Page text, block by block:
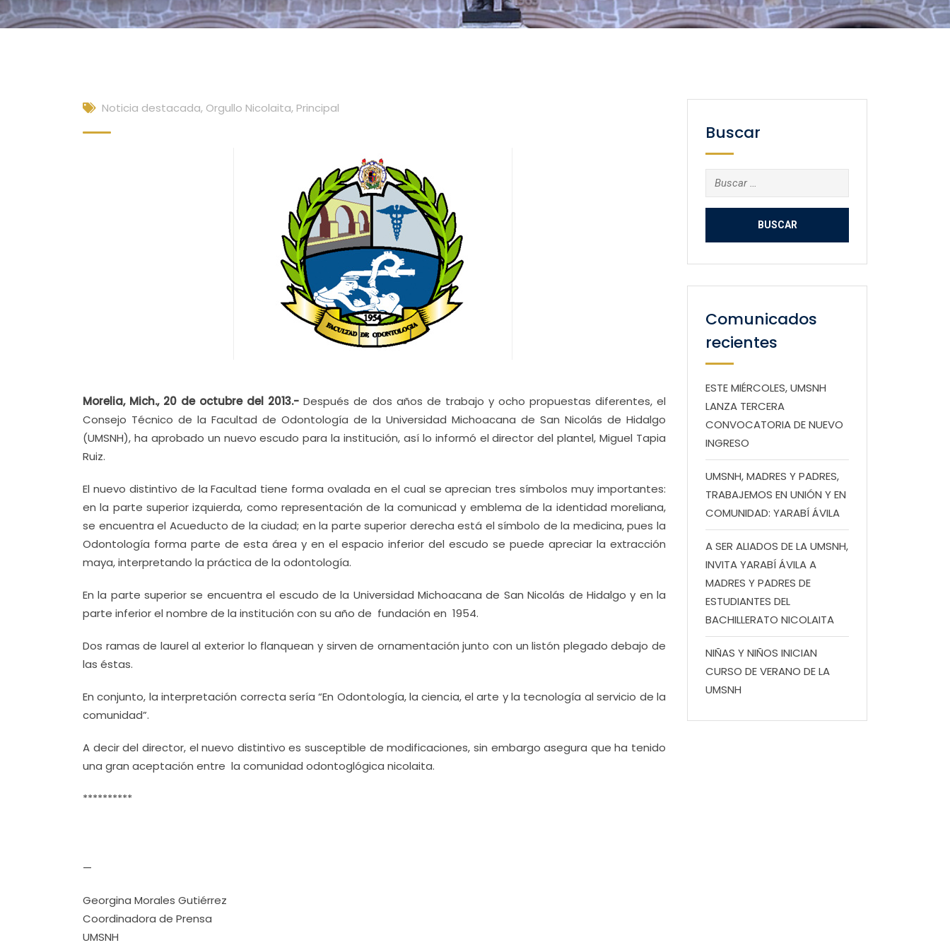
Noticia destacada, Orgullo Nicolaita, Principal
Morelia, Mich., 20 de octubre del 2013.- Después de dos años de trabajo y ocho propuestas diferentes, el
Consejo Técnico de la Facultad de Odontología de la Universidad Michoacana de San Nicolás de Hidalgo
(UMSNH), ha aprobado un nuevo escudo para la institución, así lo informó el director del plantel, Miguel Tapia
Ruiz.
El nuevo distintivo de la Facultad tiene forma ovalada en el cual se aprecian tres símbolos muy importantes:
en la parte superior izquierda, como representación de la comunicad y emblema de la identidad moreliana,
se encuentra el Acueducto de la ciudad; en la parte superior derecha está el símbolo de la medicina, pues la
Odontología forma parte de esta área y en el espacio inferior del escudo se puede apreciar la extracción
maya, interpretando la práctica de la odontología.
En la parte superior se encuentra el escudo de la Universidad Michoacana de San Nicolás de Hidalgo y en la
parte inferior el nombre de la institución con su año de fundación en 1954.
Dos ramas de laurel al exterior lo flanquean y sirven de ornamentación junto con un listón plegado debajo de
las éstas.
En conjunto, la interpretación correcta sería “En Odontología, la ciencia, el arte y la tecnología al servicio de la
comunidad”.
A decir del director, el nuevo distintivo es susceptible de modificaciones, sin embargo asegura que ha tenido
una gran aceptación entre la comunidad odontoglógica nicolaita.
**********
—
Georgina Morales Gutiérrez
Coordinadora de Prensa
UMSNH
Buscar
Buscar:
Comunicados
recientes
ESTE MIÉRCOLES, UMSNH
LANZA TERCERA
CONVOCATORIA DE NUEVO
INGRESO
UMSNH, MADRES Y PADRES,
TRABAJEMOS EN UNIÓN Y EN
COMUNIDAD: YARABÍ ÁVILA
A SER ALIADOS DE LA UMSNH,
INVITA YARABÍ ÁVILA A
MADRES Y PADRES DE
ESTUDIANTES DEL
BACHILLERATO NICOLAITA
NIÑAS Y NIÑOS INICIAN
CURSO DE VERANO DE LA
UMSNH